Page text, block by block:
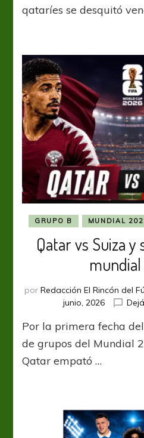
qataríes se desquitó
GRUPO B MUNDIAL
Qatar vs Suiza
por Redacción El Rincón del
junio, 2026
Por la primera fecha
de grupos del Mundial
Qatar empató …